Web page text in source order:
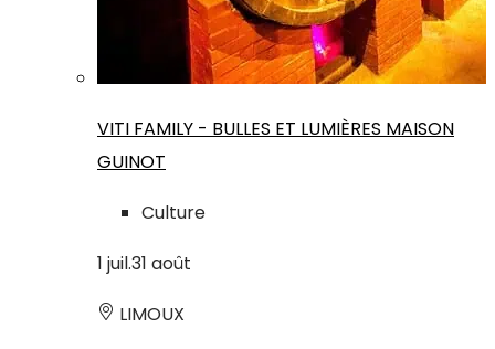
VITI FAMILY - BULLES ET LUMIÈRES MAISON
GUINOT
Culture
1 juil.31 août
LIMOUX